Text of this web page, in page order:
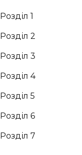
Розділ 1
Розділ 2
Розділ 3
Розділ 4
Розділ 5
Розділ 6
Розділ 7